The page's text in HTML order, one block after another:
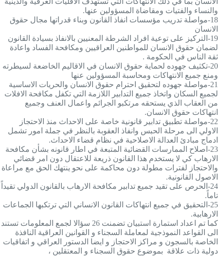
والنساء والفتيات ومقاضاة المسؤولين عنها.
18- مواصلة تدريب مؤسسات انفاذ القانون وبناء قدراتها مجال حقوق
الانسان
19-
التركيز على توعية افراد الشرطة المعنيين بالانفاذ بسيادة القانون
لضمان حقوق الانسان للمواطنين العراقيين ومكافحة الفساد واعادة
ثقة الناس في الحكومة .
20- تكثيف جهوده لحماية حقوق الانسان في الاقاليم الخاضعة لسيطرته
ومنع جميع الانتهاكات ومحاسبة المسؤولين عنها
21- مواصلة جهوده لتحقيق احترام حقوق الانسان والحريات الاساسية
لجميع السكان واتخاذ جميع التدابير اللازمة التي تكفل مكافحة الافلات
من العقاب الذي يستحقه مرتكبو الجرائم واعمال العنف وجميع
انتهاكات حقوق الانسان.
22- مواصلة تطبيق تدابير قانونية خاصة على الاحداث منذ الاحتجاز
الاولي الى مرحلة الحبس وانفاذ العقوبة بالنظر في جملة امور تشمل
ادماج مبادئ العدالة الاصلاحية في نظام قضاء الاحداث.
23-
اصلاح الممارسات القضائية المتبعة في اطار قانونه بشأن مكافحة
الارهاب كي لا يستخدم هذا القانون ذريعة للاعتقال دون امر قضائي
والاحتجاز لفترات مطولة دون محاكمة على نحو ينتهك الحق مع مراعاة
الاصول القانونية.
24-
الحرص على تقيد جميع تدابير مكافحة الارهاب بالقانون الدولي تقيداً
تاماً.
25-
التحقيق في جميع انتهاكات القانون الانساني التي ترتكبها الجماعات
الارهابية.
كما تم اعداد استمارة استبيان تضمنت 26 سؤالا لجمع المعلومات تستند
الى القواعد النموذجية لمعاملة السجناء و القوانين العراقية النافذة
الخاصة بالسجون و مراكز الاحتجاز و ايضا الدستور العراقي و اتفاقيات
دولية ذات علاقة بموضوع حقوق السجناء و المعتقلين ،